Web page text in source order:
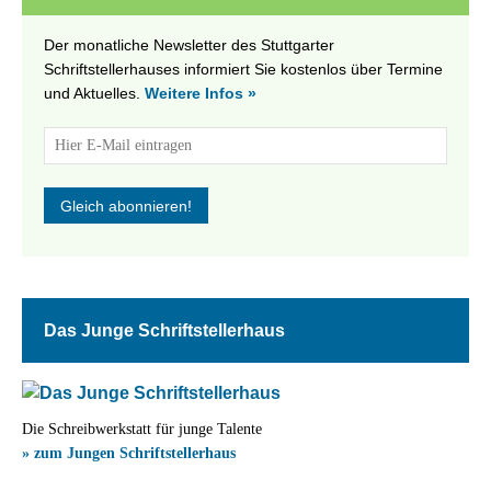
Der monatliche Newsletter des Stuttgarter
Schriftstellerhauses informiert Sie kostenlos über Termine
und Aktuelles. Weitere Infos »
Das Junge Schriftstellerhaus
Die Schreibwerkstatt für junge Talente
» zum Jungen Schriftstellerhaus